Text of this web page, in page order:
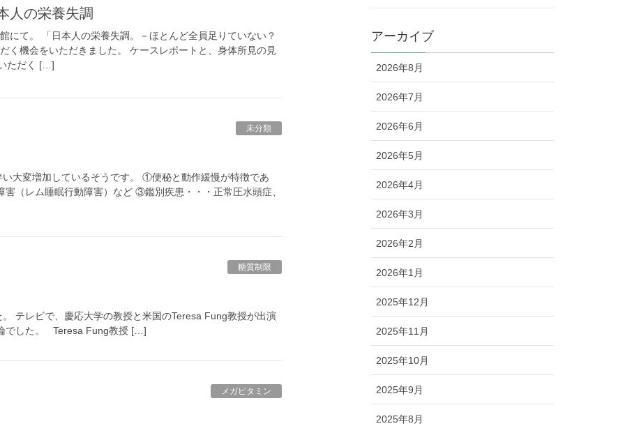
人の栄養失調
て。 「日本人の栄養失調。－ほとんど全員足りていない？
く機会をいただきました。 ケースレポートと、身体所見の見
ただく […]
未分類
大変増加しているそうです。 ①便秘と動作緩慢が特徴であ
（レム睡眠行動障害）など ③鑑別疾患・・・正常圧水頭症、
糖質制限
テレビで、慶応大学の教授と米国のTeresa Fung教授が出演
でした。 Teresa Fung教授 […]
メガビタミン
アーカイブ
2026年8月
2026年7月
2026年6月
2026年5月
2026年4月
2026年3月
2026年2月
2026年1月
2025年12月
2025年11月
2025年10月
2025年9月
2025年8月